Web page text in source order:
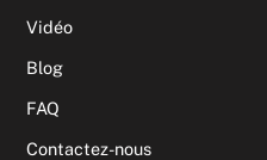
Vidéo
Blog
FAQ
Contactez-nous